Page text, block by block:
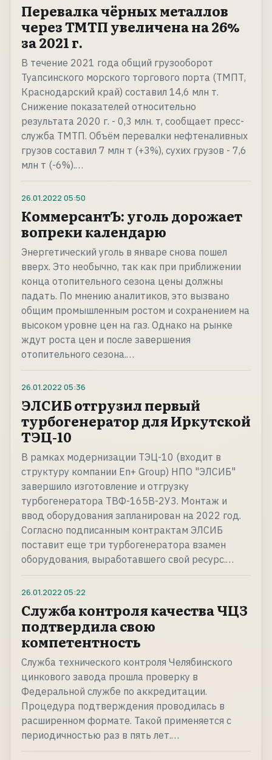
Перевалка чёрных металлов
через ТМТП увеличена на 26%
за 2021 г.
В течение 2021 года общий грузооборот
Туапсинского морского торгового порта (ТМПТ,
Краснодарский край) составил 14,6 млн т.
Снижение показателей относительно
результата 2020 г. - 0,3 млн. т, сообщает пресс-
служба ТМТП. Объём перевалки нефтеналивных
грузов составил 7 млн т (+3%), сухих грузов - 7,6
млн т (-6%).…
26.01.2022 05:50
КоммерсантЪ: уголь дорожает
вопреки календарю
Энергетический уголь в январе снова пошел
вверх. Это необычно, так как при приближении
конца отопительного сезона цены должны
падать. По мнению аналитиков, это вызвано
общим промышленным ростом и сохранением на
высоком уровне цен на газ. Однако на рынке
ждут роста цен и после завершения
отопительного сезона.…
26.01.2022 05:36
ЭЛСИБ отгрузил первый
турбогенератор для Иркутской
ТЭЦ-10
В рамках модернизации ТЭЦ-10 (входит в
структуру компании En+ Group) НПО "ЭЛСИБ"
завершило изготовление и отгрузку
турбогенератора ТВФ-165В-2У3. Монтаж и
ввод оборудования запланирован на 2022 год.
Согласно подписанным контрактам ЭЛСИБ
поставит еще три турбогенератора взамен
оборудования, выработавшего свой ресурс.…
26.01.2022 05:22
Служба контроля качества ЧЦЗ
подтвердила свою
компетентность
Служба технического контроля Челябинского
цинкового завода прошла проверку в
Федеральной службе по аккредитации.
Процедура подтверждения проводилась в
расширенном формате. Такой применяется с
периодичностью раз в пять лет.…